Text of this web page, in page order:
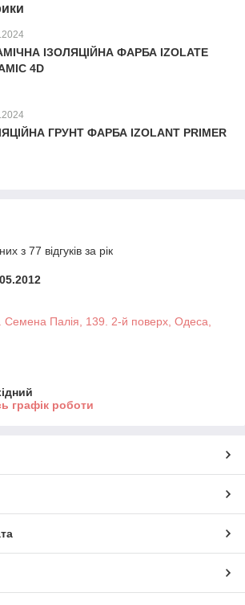
ІЗОЛЯЦІЙНА ФАРБА IZOLATE
4D
ГРУНТ ФАРБА IZOLANT PRIMER
з 77 відгуків за рік
Палія, 139. 2-й поверх, Одеса,
графік роботи